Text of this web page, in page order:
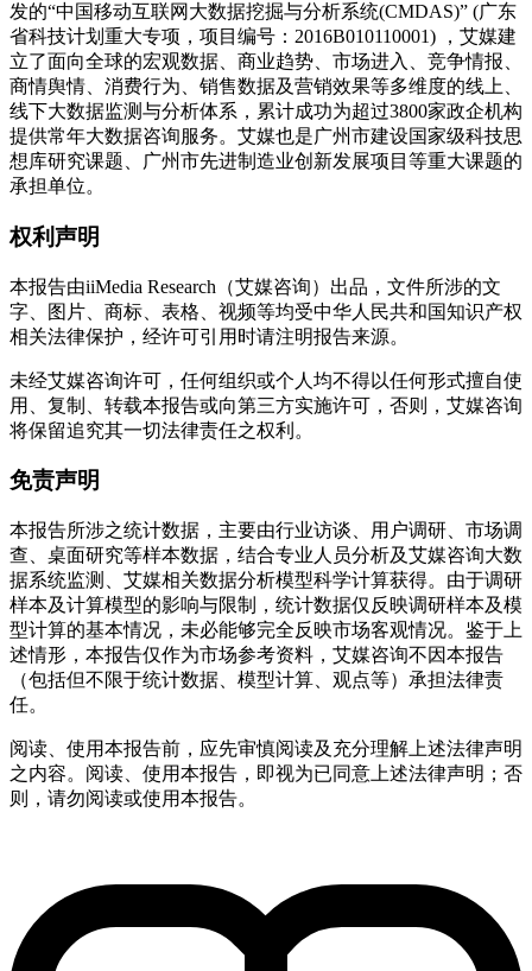
发的“中国移动互联网大数据挖掘与分析系统(CMDAS)” (广东
省科技计划重大专项，项目编号：2016B010110001) ，艾媒建
立了面向全球的宏观数据、商业趋势、市场进入、竞争情报、
商情舆情、消费行为、销售数据及营销效果等多维度的线上、
线下大数据监测与分析体系，累计成功为超过3800家政企机构
提供常年大数据咨询服务。艾媒也是广州市建设国家级科技思
想库研究课题、广州市先进制造业创新发展项目等重大课题的
承担单位。
权利声明
本报告由iiMedia Research（艾媒咨询）出品，文件所涉的文
字、图片、商标、表格、视频等均受中华人民共和国知识产权
相关法律保护，经许可引用时请注明报告来源。
未经艾媒咨询许可，任何组织或个人均不得以任何形式擅自使
用、复制、转载本报告或向第三方实施许可，否则，艾媒咨询
将保留追究其一切法律责任之权利。
免责声明
本报告所涉之统计数据，主要由行业访谈、用户调研、市场调
查、桌面研究等样本数据，结合专业人员分析及艾媒咨询大数
据系统监测、艾媒相关数据分析模型科学计算获得。由于调研
样本及计算模型的影响与限制，统计数据仅反映调研样本及模
型计算的基本情况，未必能够完全反映市场客观情况。鉴于上
述情形，本报告仅作为市场参考资料，艾媒咨询不因本报告
（包括但不限于统计数据、模型计算、观点等）承担法律责
任。
阅读、使用本报告前，应先审慎阅读及充分理解上述法律声明
之内容。阅读、使用本报告，即视为已同意上述法律声明；否
则，请勿阅读或使用本报告。